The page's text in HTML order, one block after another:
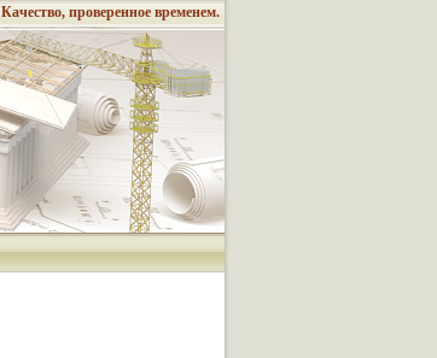
Качество, проверенное временем.